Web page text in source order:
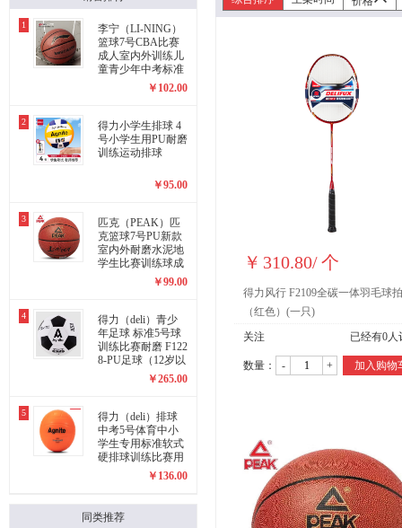
1
李宁（LI-NING）
篮球7号CBA比赛
成人室内外训练儿
童青少年中考标准
PU七号防滑耐磨
￥ 102.00
2
得力小学生排球 4
号小学生用PU耐磨
训练运动排球
￥95.00
3
匹克（PEAK）匹
克篮球7号PU新款
室内外耐磨水泥地
学生比赛训练球成
人软皮 7号棕色
￥99.00
4
得力（deli）青少
年足球 标准5号球
训练比赛耐磨 F122
8-PU足球（12岁以
￥265.00
5
得力（deli）排球
中考5号体育中小
学生专用标准软式
硬排球训练比赛用
双十二 5号 标准球
￥ 136.00
同类推荐
￥ 310.80/个
得力风行 F2109全碳一体羽毛球拍
（红色）(一只)
关注
已经有0人
数量： - + 加入购物